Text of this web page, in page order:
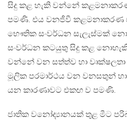
සිදු කළ හැකි වන්නේ
පමණි. එය වනජීවී කළමනාකරණ
භෞතික සංවර්ධන සැලැස්මක්
සංවර්ධන කටයුතු සිදු කළ
වන්නේ වන සත්ත්ව හා
මූලික පරමාර්ථය වන වනසතුන්
යන කාරණාවට එකඟ ව පමණි.
ජාතික වනෝද්‍යානයක් තුළ මීට